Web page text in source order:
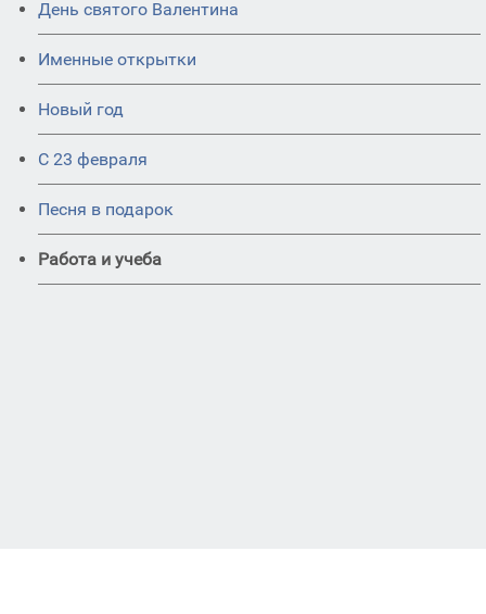
День святого Валентина
Именные открытки
Новый год
С 23 февраля
Песня в подарок
Работа и учеба